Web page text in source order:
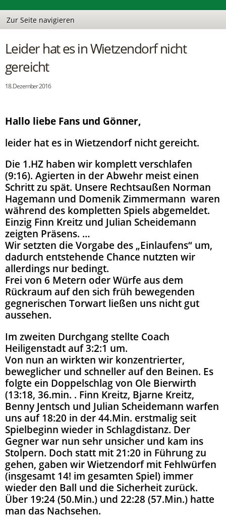
Leider hat es in Wietzendorf nicht
gereicht
18. Dezember 2016
Hallo liebe Fans und Gönner,
leider hat es in Wietzendorf nicht gereicht.
Die 1.HZ haben wir komplett verschlafen
(9:16). Agierten in der Abwehr meist einen
Schritt zu spät. Unsere Rechtsaußen Norman
Hagemann und Domenik Zimmermann waren
während des kompletten Spiels abgemeldet.
Einzig Finn Kreitz und Julian Scheidemann
zeigten Präsens. …
Wir setzten die Vorgabe des „Einlaufens“ um,
dadurch entstehende Chance nutzten wir
allerdings nur bedingt.
Frei von 6 Metern oder Würfe aus dem
Rückraum auf den sich früh bewegenden
gegnerischen Torwart ließen uns nicht gut
aussehen.
Im zweiten Durchgang stellte Coach
Heiligenstadt auf 3:2:1 um.
Von nun an wirkten wir konzentrierter,
beweglicher und schneller auf den Beinen. Es
folgte ein Doppelschlag von Ole Bierwirth
(13:18, 36.min. . Finn Kreitz, Bjarne Kreitz,
Benny Jentsch und Julian Scheidemann warfen
uns auf 18:20 in der 44.Min. erstmalig seit
Spielbeginn wieder in Schlagdistanz. Der
Gegner war nun sehr unsicher und kam ins
Stolpern. Doch statt mit 21:20 in Führung zu
gehen, gaben wir Wietzendorf mit Fehlwürfen
(insgesamt 14! im gesamten Spiel) immer
wieder den Ball und die Sicherheit zurück.
Über 19:24 (50.Min.) und 22:28 (57.Min.) hatte
man das Nachsehen.